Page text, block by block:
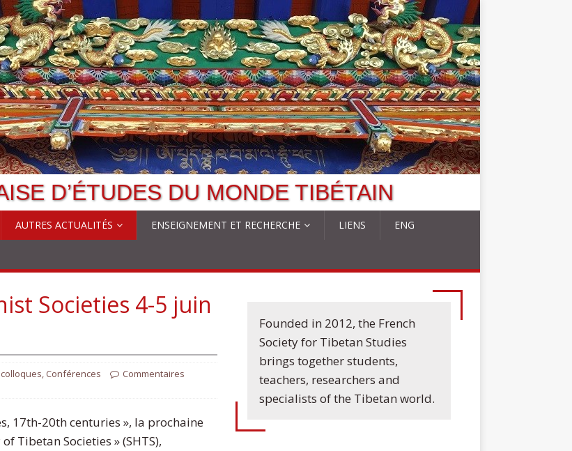
D’ÉTUDES DU MONDE TIBÉTAIN
AUTRES ACTUALITÉS ENSEIGNEMENT ET RECHERCHE LIENS ENG
Societies 4-5 juin
, Conférences
Commentaires
17th-20th centuries », la prochaine
Tibetan Societies » (SHTS),
Founded in 2012, the French
Society for Tibetan Studies
brings together students,
teachers, researchers and
specialists of the Tibetan world.